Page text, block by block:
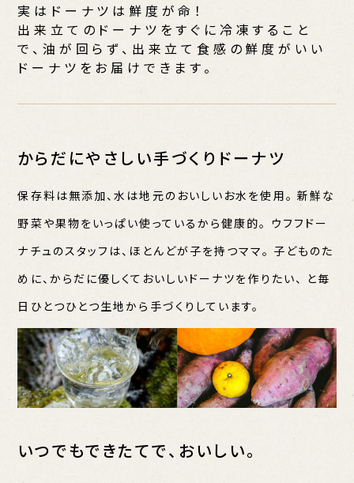
実はドーナツは鮮度が命！
出来立てのドーナツをすぐに冷凍すること
で、油が回らず、出来立て食感の鮮度がいい
ドーナツをお届けできます。
からだにやさしい手づくりドーナツ
保存料は無添加、水は地元のおいしいお水を使用。 新鮮な
野菜や果物をいっぱい使っているから健康的。 ウフフドー
ナチュのスタッフは、ほとんどが子を持つママ。 子どものた
めに、からだに優しくておいしいドーナツを作りたい、 と毎
日ひとつひとつ生地から手づくりしています。
いつでもできたてで、おいしい。